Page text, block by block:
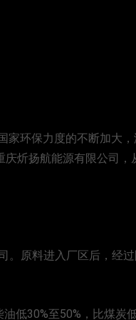
环保力度的不断加大
炘扬航能源有限公司，
。原料进入厂区后，经
低30%至50%，比煤炭